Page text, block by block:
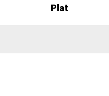
Plat